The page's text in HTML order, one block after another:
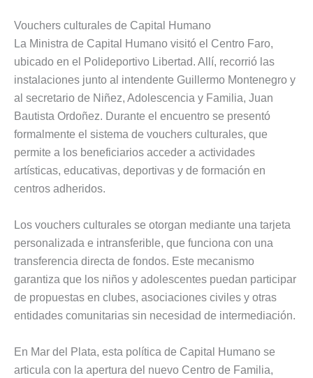
Vouchers culturales de Capital Humano
La Ministra de Capital Humano visitó el Centro Faro,
ubicado en el Polideportivo Libertad. Allí, recorrió las
instalaciones junto al intendente Guillermo Montenegro y
al secretario de Niñez, Adolescencia y Familia, Juan
Bautista Ordoñez. Durante el encuentro se presentó
formalmente el sistema de vouchers culturales, que
permite a los beneficiarios acceder a actividades
artísticas, educativas, deportivas y de formación en
centros adheridos.
Los vouchers culturales se otorgan mediante una tarjeta
personalizada e intransferible, que funciona con una
transferencia directa de fondos. Este mecanismo
garantiza que los niños y adolescentes puedan participar
de propuestas en clubes, asociaciones civiles y otras
entidades comunitarias sin necesidad de intermediación.
En Mar del Plata, esta política de Capital Humano se
articula con la apertura del nuevo Centro de Familia,